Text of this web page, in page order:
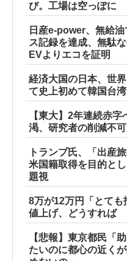
び。工場は空っぽに
日産e-power、無給
ス記録を達成、無駄
EVよりエコを証明
経済大国の日本、世
て史上初めて韓国台
【東大】2年連続赤
渇、研究者の削減不
トランプ氏、「出産
米国籍取得を目的と
題視
8万が12万円「とて
値上げ、どうすれば
【悲報】東京都民「
たいのに都心の近く